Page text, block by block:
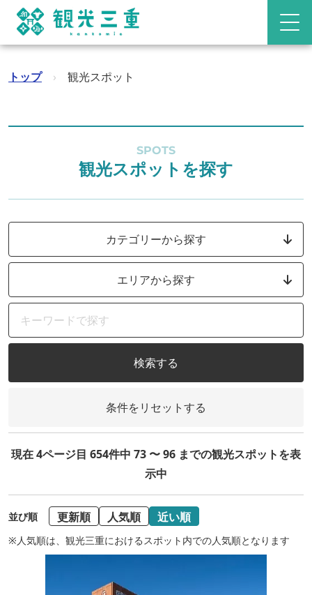
トップ › 観光スポット
SPOTS
観光スポットを探す
カテゴリーから探す
エリアから探す
検索する
条件をリセットする
現在 4ページ目 654件中 73 〜 96 までの観光スポットを表
示中
並び順 更新順 人気順 近い順
※人気順は、観光三重におけるスポット内での人気順となります